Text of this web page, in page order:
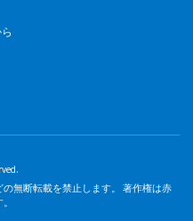
無断転載を禁止します。 著作権は赤